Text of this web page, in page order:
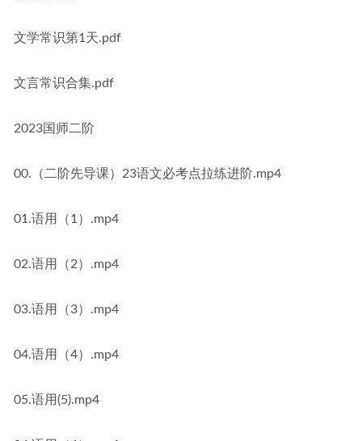
文学常识第1天.pdf
文言常识合集.pdf
2023国师二阶
00.（二阶先导课）23语文必考点拉练进阶.mp4
01.语用（1）.mp4
02.语用（2）.mp4
03.语用（3）.mp4
04.语用（4）.mp4
05.语用(5).mp4